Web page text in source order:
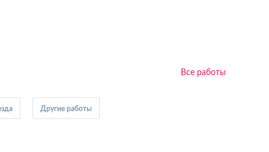
Все работы
Другие работы